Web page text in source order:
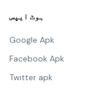
ہوٹ ایپس
Google Apk
Facebook Apk
Twitter apk